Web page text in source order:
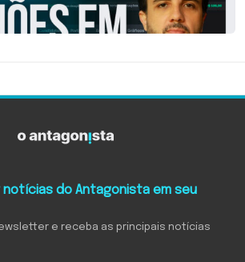
do Antagonista em seu
e receba as principais notícias